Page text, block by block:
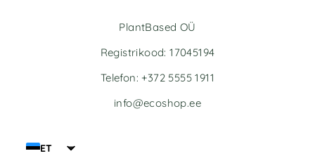
ET
PlantBased OÜ
Registrikood: 17045194
Telefon: +372 5555 1911
info@ecoshop.ee